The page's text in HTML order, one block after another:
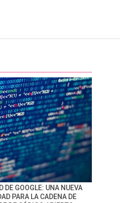
DE GOOGLE: UNA NUEVA
PARA LA CADENA DE